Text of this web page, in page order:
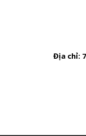
Địa chỉ: